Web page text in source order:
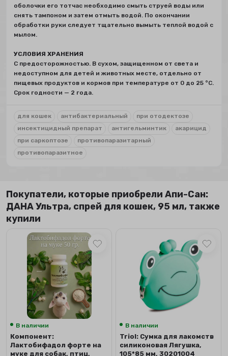
оболочки его тотчас необходимо смыть струей воды или
снять тампоном и затем отмыть водой. По окончании
обработки руки следует тщательно вымыть теплой водой с
мылом.
УСЛОВИЯ ХРАНЕНИЯ
С предосторожностью. В сухом, защищенном от света и
недоступном для детей и животных месте, отдельно от
пищевых продуктов и кормов при температуре от 0 до 25 °C.
Срок годности — 2 года.
для кошек антибактериальный
при отодектозе
инсектицидный препарат
антигельминтик
акарицид
при саркоптозе
противопаразитарный
противопаразитное
Покупатели, которые приобрели Апи-Сан:
ДАНА Ультра, спрей для кошек, 95 мл, также
купили
В наличии
Компонент:
Лактобифадол форте на
муке для собак, птиц,
В наличии
Triol: Сумка для лакомств
силиконовая Лягушка,
105*85 мм, 30201004